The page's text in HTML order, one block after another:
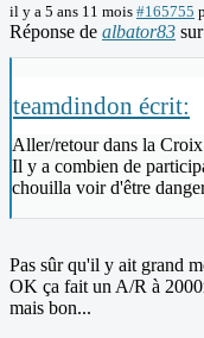
il y a 5 ans 11 mois #165755
Réponse de albator83
teamdindon écrit:
Aller/retour dans la Croix
Il y a combien de
chouilla voir d'être
Pas sûr qu'il y ait grand
OK ça fait un A/R à
mais bon...